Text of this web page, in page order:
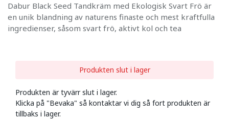
Dabur Black Seed Tandkräm med Ekologisk Svart Frö är
en unik blandning av naturens finaste och mest kraftfulla
ingredienser, såsom svart frö, aktivt kol och tea
Produkten slut i lager
Produkten är tyvärr slut i lager.
Klicka på "Bevaka" så kontaktar vi dig så fort produkten är
tillbaks i lager.